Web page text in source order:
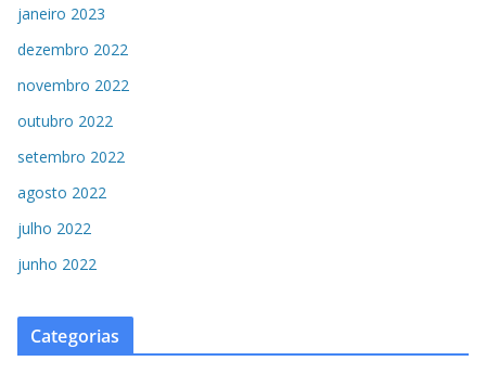
janeiro 2023
dezembro 2022
novembro 2022
outubro 2022
setembro 2022
agosto 2022
julho 2022
junho 2022
Categorias